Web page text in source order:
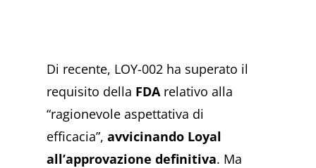
Di recente, LOY-002 ha superato il
requisito della FDA relativo alla
“ragionevole aspettativa di
efficacia”,avvicinando Loyal
all’approvazione definitiva. Ma